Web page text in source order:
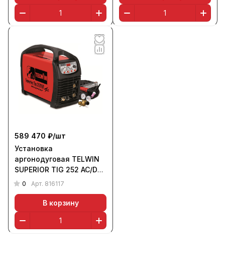
589 470 ₽/шт
Установка
аргонодуговая TELWIN
SUPERIOR TIG 252 AC/DC
HF/LIFT VRD (380 В)
0 Арт. 816117
В корзину